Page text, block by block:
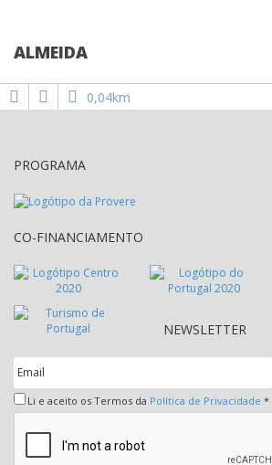
ALMEIDA
0,04km
PROGRAMA
CO-FINANCIAMENTO
NEWSLETTER
Li e aceito os Termos da Política de Privacidade *